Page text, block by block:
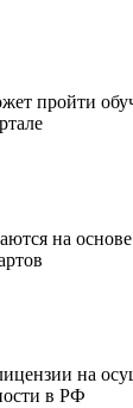
пройти
на
на
в РФ